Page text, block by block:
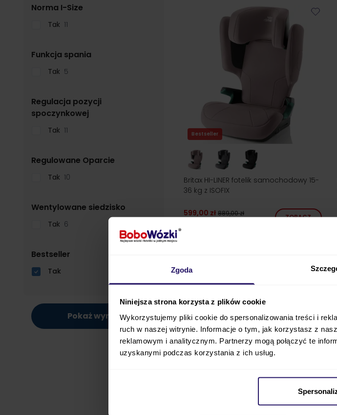
Zgoda
Niniejsza strona korzysta z plików cookie
Wykorzystujemy pliki cookie do spersonalizowania treści i
ruch w naszej witrynie. Informacje o tym, jak korzystasz z
reklamowym i analitycznym. Partnerzy mogą połączyć te
uzyskanymi podczas korzystania z ich usług.
Norma I-Size
Tak 11
Funkcja spania
Tak 5
Regulacja pozycji
spoczynkowej
Tak 11
Regulowane Oparcie
Tak 10
Wentylowane siedzisko
Tak 6
Bestseller
Tak
Pokaż wyniki
Bestseller
Britax HI-LINER fotelik samochodowy 15-
36 kg z ISOFIX
599,00 zł 889,00 zł
ZOBACZ